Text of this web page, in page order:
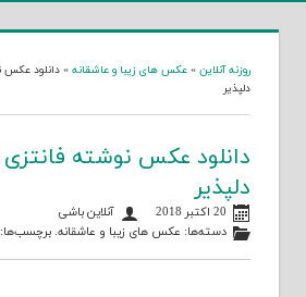
روزنه آنلاین » عکس های زیبا و عاشقانه »
دلپذیر
دلپذیر
20 اکتبر 2018
آنلاین باشی
دسته‌ها: عکس های زیبا و عاشقانه. برچسب‌ها: